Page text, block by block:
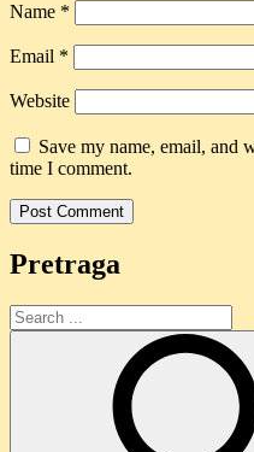
Name *
Email *
Website
Save my name, email, and
time I comment.
Pretraga
Search
for: